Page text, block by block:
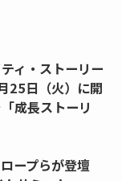
ィ・ストーリー
25日（火）に開
成長ストーリ
ープらが登壇